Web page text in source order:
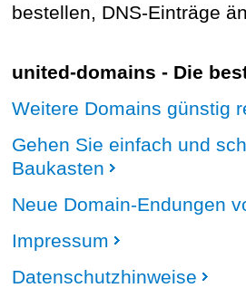
bestellen, DNS-Einträge
united-domains - Die
Weitere Domains günstig
Gehen Sie einfach und
Baukasten
Neue Domain-Endungen
Impressum
Datenschutzhinweise